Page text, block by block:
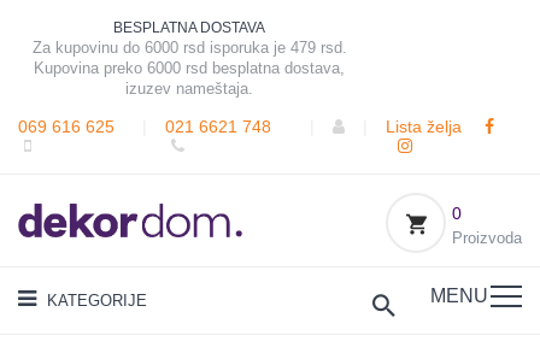
BESPLATNA DOSTAVA
Za kupovinu do 6000 rsd isporuka je 479 rsd.
Kupovina preko 6000 rsd besplatna dostava,
izuzev nameštaja.
069 616 625 021 6621 748 Lista želja
0
Proizvoda
KATEGORIJE MENU